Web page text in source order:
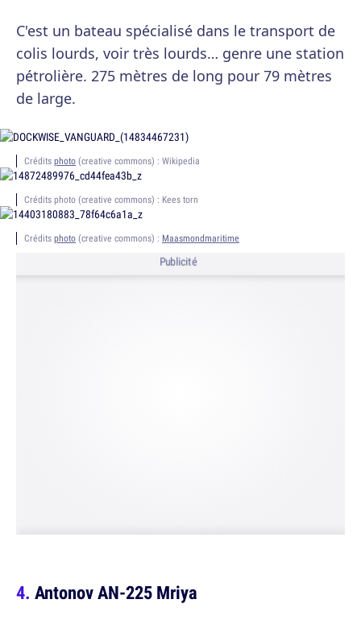
C'est un bateau spécialisé dans le transport de
colis lourds, voir très lourds… genre une station
pétrolière. 275 mètres de long pour 79 mètres
de large.
Crédits photo (creative commons) : Wikipedia
Crédits photo (creative commons) : Kees torn
Crédits photo (creative commons) : Maasmondmaritime
Publicité
Antonov AN-225 Mriya